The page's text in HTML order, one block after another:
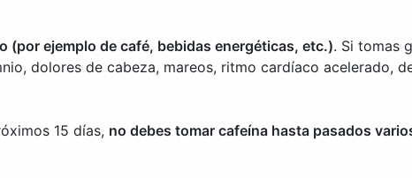
(por ejemplo de café, bebidas energéticas, etc.). Si tomas
dolores de cabeza, mareos, ritmo cardíaco acelerado,
15 días, no debes tomar cafeína hasta pasados